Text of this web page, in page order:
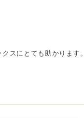
スにとても助かります。